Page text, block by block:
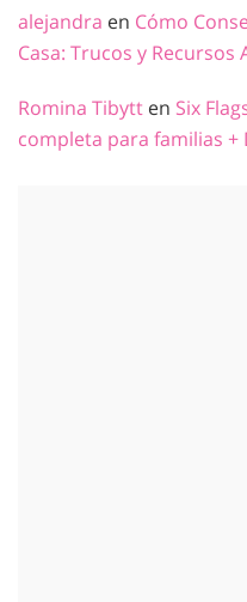
alejandra en Cómo
Casa: Trucos y Recursos
Romina Tibytt en Six
completa para familias +